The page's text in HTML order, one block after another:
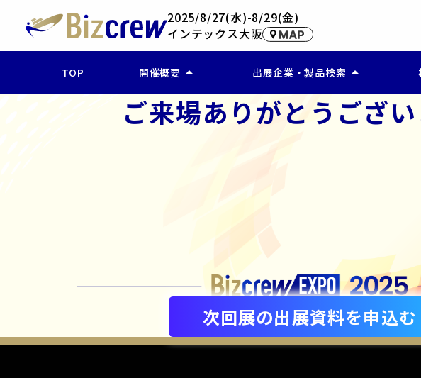
2025/8/27(水)-8/29(金)
インテックス大阪
TOP 開催概要 arrow_drop_up
ー 開催概要
ー アクセス
出展企業・製品検索 arrow_drop_up
ー 企業検索(公開終了)
ー 製品・サービス検索(公開終了)
ー 出展製品を比較する(公開終了)
ご来場ありがとうござ
次回展の出展資料を申込む